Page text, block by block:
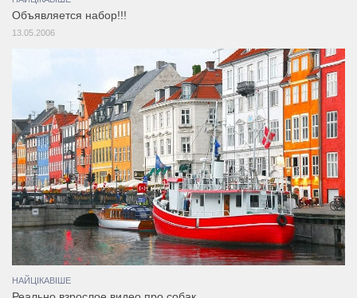
Объявляется набор!!!
13.05.2006
НАЙЦІКАВІШЕ